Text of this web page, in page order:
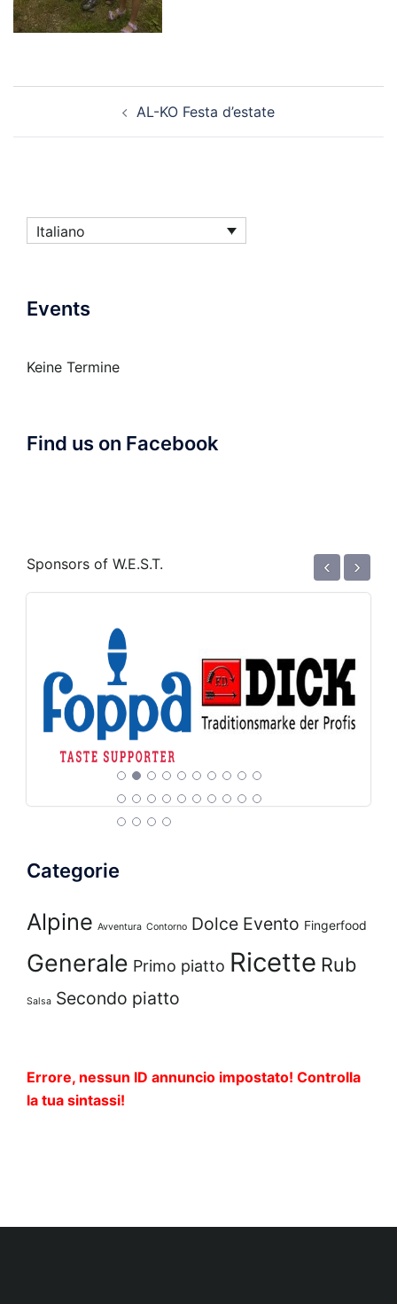
AL-KO Festa d’estate
Italiano
Events
Keine Termine
Find us on Facebook
Sponsors of W.E.S.T. ‹ ›
Categorie
Alpine Avventura Contorno Dolce Evento Fingerfood
Generale Primo piatto Ricette Rub
Salsa Secondo piatto
Errore, nessun ID annuncio impostato! Controlla
la tua sintassi!